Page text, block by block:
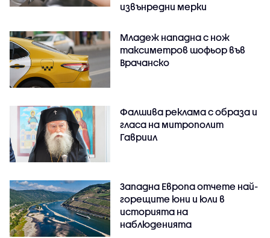
извънредни мерки
Младеж нападна с нож
таксиметров шофьор във
Врачанско
Фалшива реклама с образа и
гласа на митрополит
Гавриил
Западна Европа отчете най-
горещите юни и юли в
историята на
наблюденията